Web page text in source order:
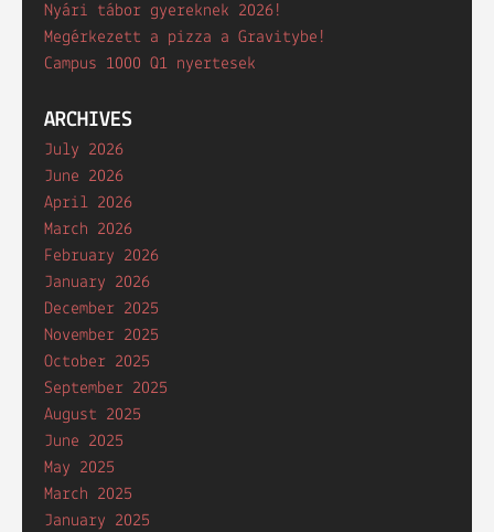
Nyári tábor gyereknek 2026!
Megérkezett a pizza a Gravitybe!
Campus 1000 Q1 nyertesek
ARCHIVES
July 2026
June 2026
April 2026
March 2026
February 2026
January 2026
December 2025
November 2025
October 2025
September 2025
August 2025
June 2025
May 2025
March 2025
January 2025